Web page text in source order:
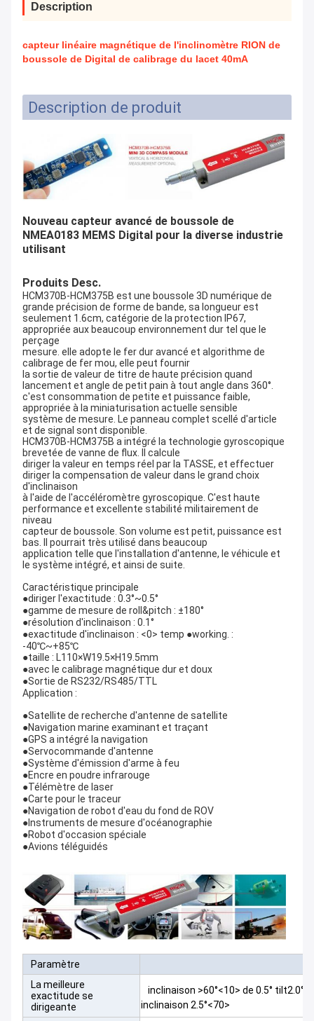
Description
capteur linéaire magnétique de l'inclinomètre RION de
boussole de Digital de calibrage du lacet 40mA
Description de produit
Nouveau capteur avancé de boussole de
NMEA0183 MEMS Digital pour la diverse industrie
utilisant
Produits Desc.
HCM370B-HCM375B est une boussole 3D numérique de
grande précision de forme de bande, sa longueur est
seulement 1.6cm, catégorie de la protection IP67,
appropriée aux beaucoup environnement dur tel que le
perçage
mesure. elle adopte le fer dur avancé et algorithme de
calibrage de fer mou, elle peut fournir
la sortie de valeur de titre de haute précision quand
lancement et angle de petit pain à tout angle dans 360°.
c'est consommation de petite et puissance faible,
appropriée à la miniaturisation actuelle sensible
système de mesure. Le panneau complet scellé d'article
et de signal sont disponible.
HCM370B-HCM375B a intégré la technologie gyroscopique
brevetée de vanne de flux. Il calcule
diriger la valeur en temps réel par la TASSE, et effectuer
diriger la compensation de valeur dans le grand choix
d'inclinaison
à l'aide de l'accéléromètre gyroscopique. C'est haute
performance et excellente stabilité militairement de
niveau
capteur de boussole. Son volume est petit, puissance est
bas. Il pourrait très utilisé dans beaucoup
application telle que l'installation d'antenne, le véhicule et
le système intégré, et ainsi de suite.
Caractéristique principale
●diriger l'exactitude : 0.3°~0.5°
●gamme de mesure de roll&pitch : ±180°
●résolution d'inclinaison : 0.1°
●exactitude d'inclinaison : <0> temp ●working. :
-40℃~+85℃
●taille : L110×W19.5×H19.5mm
●avec le calibrage magnétique dur et doux
●Sortie de RS232/RS485/TTL
Application :
●Satellite de recherche d'antenne de satellite
●Navigation marine examinant et traçant
●GPS a intégré la navigation
●Servocommande d'antenne
●Système d'émission d'arme à feu
●Encre en poudre infrarouge
●Télémètre de laser
●Carte pour le traceur
●Navigation de robot d'eau du fond de ROV
●Instruments de mesure d'océanographie
●Robot d'occasion spéciale
●Avions téléguidés
Paramètre
La meilleure
exactitude se
dirigeante
inclinaison >60°<10> de 0.5° tilt2.0°
inclinaison 2.5°<70>